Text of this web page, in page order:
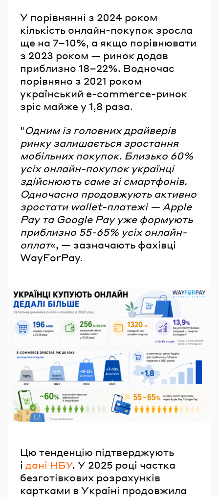
У порівнянні з 2024 роком
кількість онлайн-покупок зросла
ще на 7–10%, а якщо порівнювати
з 2023 роком — ринок додав
приблизно 18–22%. Водночас
порівняно з 2021 роком
український e-commerce-ринок
зріс майже у 1,8 раза.
"Одним із головних драйверів
ринку залишається зростання
мобільних покупок. Близько 60%
усіх онлайн-покупок українці
здійснюють саме зі смартфонів.
Одночасно продовжують активно
зростати wallet-платежі — Apple
Pay та Google Pay уже формують
приблизно 55-65% усіх онлайн-
оплат«, — зазначають фахівці
WayForPay.
Цю тенденцію підтверджують
і дані НБУ. У 2025 році частка
безготівкових розрахунків
картками в Україні продовжила